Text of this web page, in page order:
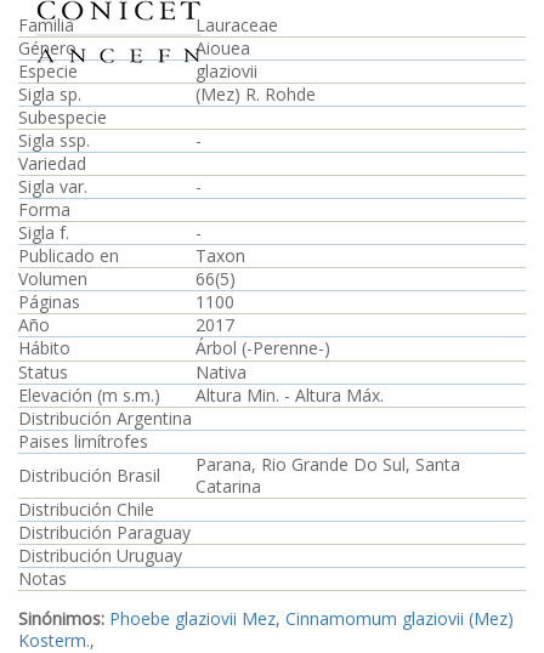
Familia
Lauraceae
Género
Aiouea
Especie
glaziovii
Sigla sp.
(Mez) R. Rohde
Subespecie
Sigla ssp.
-
Variedad
Sigla var.
-
Forma
Sigla f.
-
Publicado en
Taxon
Volumen
66(5)
Páginas
1100
Año
2017
Hábito
Árbol (-Perenne-)
Status
Nativa
Elevación (m s.m.)
Altura Min. - Altura Máx.
Distribución Argentina
Paises limítrofes
Distribución Brasil
Parana, Rio Grande Do Sul, Santa
Catarina
Distribución Chile
Distribución Paraguay
Distribución Uruguay
Notas
Sinónimos: Phoebe glaziovii Mez, Cinnamomum glaziovii (Mez)
Kosterm.,